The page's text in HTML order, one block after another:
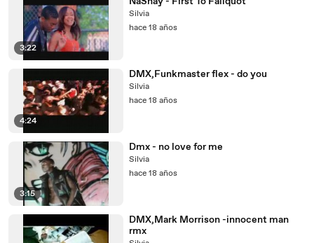
3:22
Silvia
hace 18 años
4:24
DMX,Funkmaster flex - do you
Silvia
hace 18 años
3:15
Dmx - no love for me
Silvia
hace 18 años
DMX,Mark Morrison -innocent man
rmx